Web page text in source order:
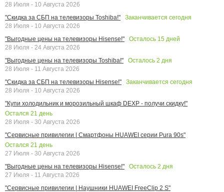
28 Июля - 10 Августа 2026
"Скидка за СБП на телевизоры Toshiba!"
Заканчивается сегодня
28 Июля - 10 Августа 2026
"Выгодные цены на телевизоры Hisense!"
Осталось 15 дней
28 Июля - 24 Августа 2026
"Выгодные цены на телевизоры Toshiba!"
Осталось 2 дня
28 Июля - 11 Августа 2026
"Скидка за СБП на телевизоры Hisense!"
Заканчивается сегодня
28 Июля - 10 Августа 2026
"Купи холодильник и морозильный шкаф DEXP - получи скидку!"
Остался 21 день
28 Июля - 30 Августа 2026
"Сервисные привилегии | Смартфоны HUAWEI серии Pura 90s"
Остался 21 день
27 Июля - 30 Августа 2026
"Выгодные цены на телевизоры Hisense!"
Осталось 2 дня
27 Июля - 11 Августа 2026
"Сервисные привилегии | Наушники HUAWEI FreeClip 2 S"